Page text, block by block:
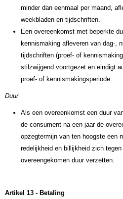
minder dan eenmaal per maand,
weekbladen en tijdschriften.
Een overeenkomst met beperkte
kennismaking afleveren van dag-,
tijdschriften (proef- of
stilzwijgend voortgezet en eindigt
proef- of kennismakingsperiode.
Duur
Als een overeenkomst een duur
de consument na een jaar de
opzegtermijn van ten hoogste een
redelijkheid en billijkheid zich
overeengekomen duur verzetten.
Artikel 13 - Betaling